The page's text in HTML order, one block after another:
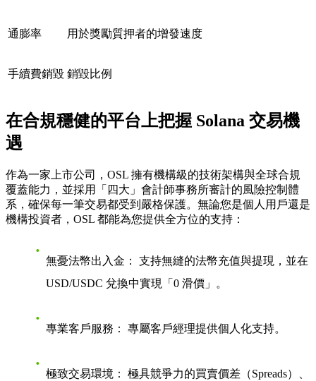
通膨率 用於獎勵質押者的增發速度
手續費銷毀 銷毀比例
在合規穩健的平台上把握 Solana 交易機
遇
作為一家上市公司， OSL 擁有機構級的技術架構與全球合規
覆蓋能力，並採用「四大」會計師事務所審計的風險控制體
系，確保每一筆交易都受到嚴格保護。無論您是個人用戶還是
機構投資者，OSL 都能為您提供全方位的支持：
無憂法幣出入金：
支持無縫的法幣充值與提現，並在
USD/USDC 兌換中實現「0 滑價」。
專業客戶服務： 專屬客戶經理提供個人化支持。
極致交易環境：
極具競爭力的買賣價差（Spreads）、